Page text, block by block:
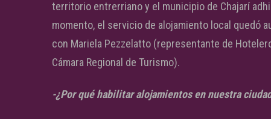
territorio entrerriano y el municipio de Chajarí
momento, el servicio de alojamiento local quedó
con Mariela Pezzelatto (representante de
Cámara Regional de Turismo).
-¿Por qué habilitar alojamientos en nuestra